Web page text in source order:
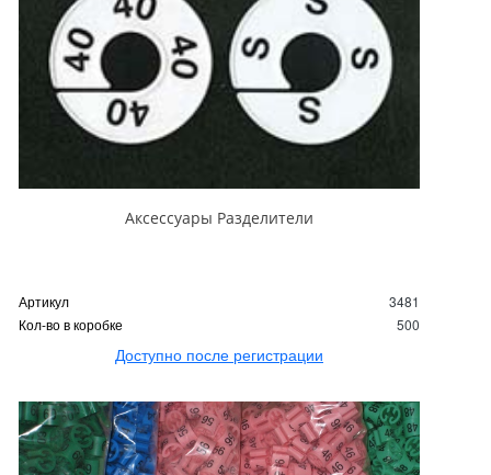
Аксессуары Разделители
Артикул
3481
Кол-во в коробке
500
Доступно после регистрации